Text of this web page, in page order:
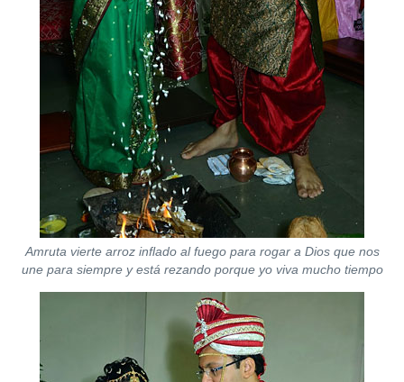
Amruta vierte arroz inflado al fuego para rogar a Dios que nos
une para siempre y está rezando porque yo viva mucho tiempo